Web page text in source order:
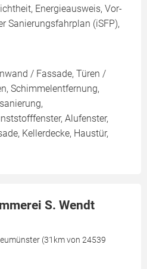
Energieausweis, Vor-
Sanierungsfahrplan (iSFP),
/ Fassade, Türen /
Schimmelentfernung,
Alufenster,
Kellerdecke, Haustür,
S. Wendt
(31km von 24539